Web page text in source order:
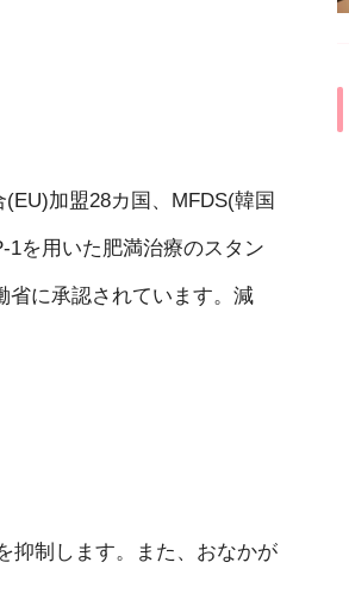
加盟28カ国、MFDS(韓国
を用いた肥満治療のスタン
省に承認されています。減
抑制します。また、おなかが